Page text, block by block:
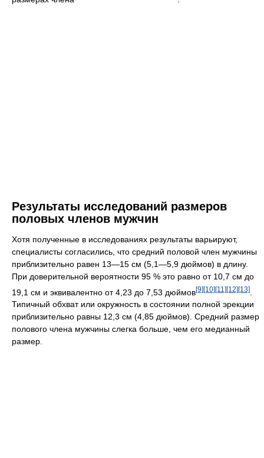
Результаты исследований размеров
половых членов мужчин
Хотя полученные в исследованиях результаты варьируют,
специалисты согласились, что средний половой член мужчины
приблизительно равен 13—15 см (5,1—5,9 дюймов) в длину.
При доверительной вероятности 95 % это равно от 10,7 см до
19,1 см и эквивалентно от 4,23 до 7,53 дюймов[9][10][11][12][13]
Типичный обхват или окружность в состоянии полной эрекции
приблизительно равны 12,3 см (4,85 дюймов). Средний размер
полового члена мужчины слегка больше, чем его медианный
размер.